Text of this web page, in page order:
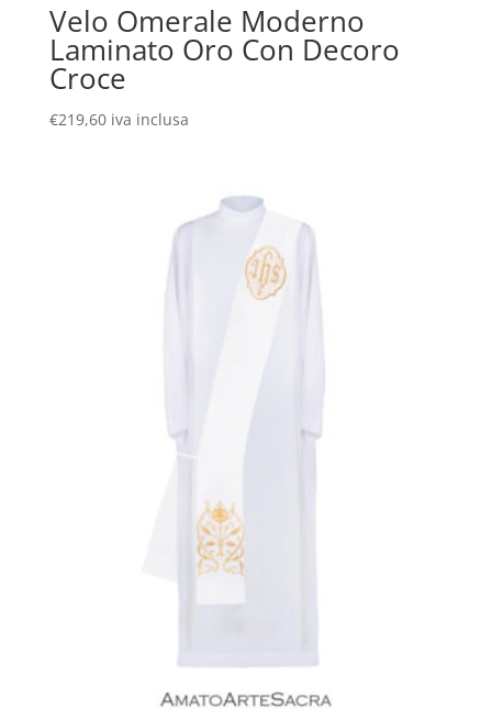
Velo Omerale Moderno
Laminato Oro Con Decoro
Croce
€219,60 iva inclusa